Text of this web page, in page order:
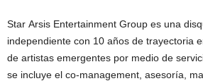
Star Arsis Entertainment Group es una
independiente con 10 años de trayectoria
de artistas emergentes por medio de
se incluye el co-management, asesoría,